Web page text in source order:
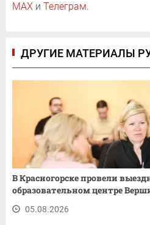
MAX и Телеграм.
ДРУГИЕ МАТЕРИАЛЫ
В Красногорске провели
образовательном центре
05.08.2026